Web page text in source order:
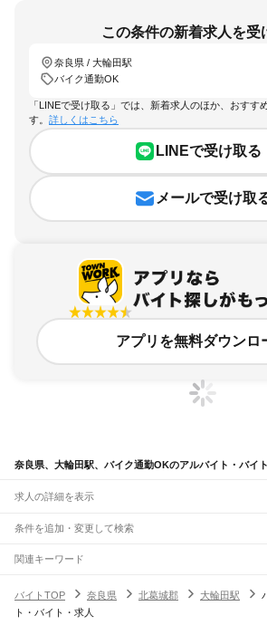
この条件の新着求人を受
奈良県 / 大輪田駅
バイク通勤OK
「LINEで受け取る」では、新着求人のほか、おすす
す。 詳しくはこちら
LINEで受け取る
メールで受け取
アプリを無料ダウンロ
奈良県、大輪田駅、バイク通勤OKのアルバイト・バイ
求人の詳細を表示
条件を追加・変更して検索
市区町村を追加・変更
奈良県すべて
奈良市 大和高田市
駅を追加・変更
職種を追加・変更
関連キーワード
バイトTOP
奈良県 北葛城郡 大輪田駅
ト・バイト・求人